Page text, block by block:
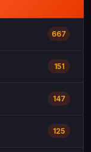
667
151
147
125